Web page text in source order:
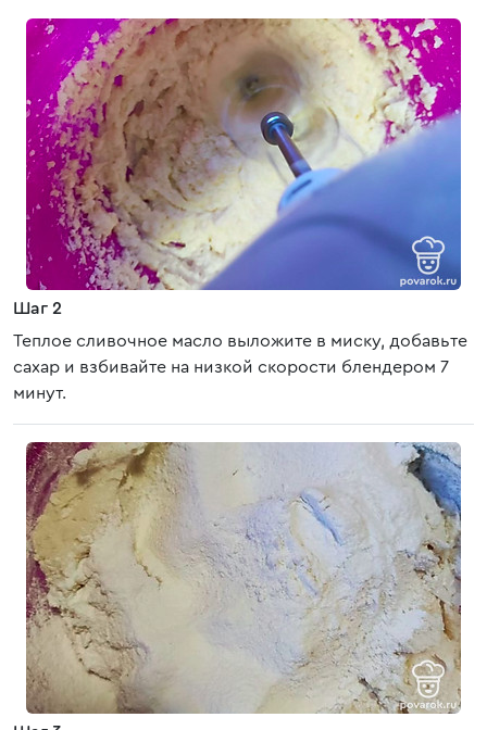
Шаг 2
Теплое сливочное масло выложите в миску, добавьте
сахар и взбивайте на низкой скорости блендером 7
минут.